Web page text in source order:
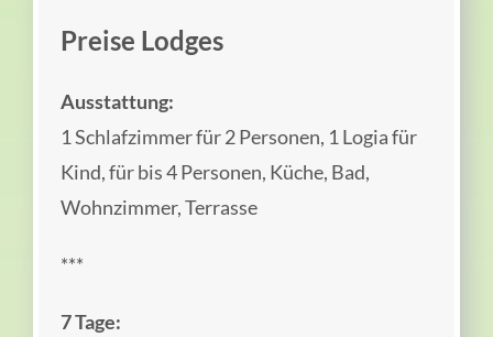
Preise Lodges
Ausstattung:
1 Schlafzimmer für 2 Personen, 1 Logia für
Kind, für bis 4 Personen, Küche, Bad,
Wohnzimmer, Terrasse
***
7 Tage: